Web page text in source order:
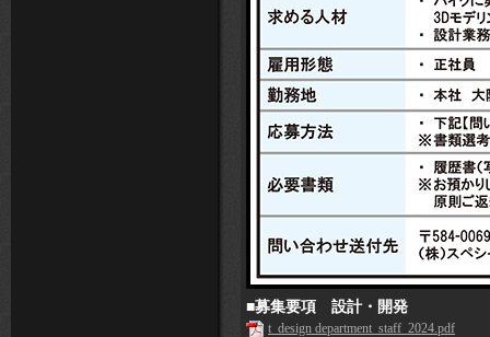
■募集要項 設計・開発
t_design department_staff_2024.pdf